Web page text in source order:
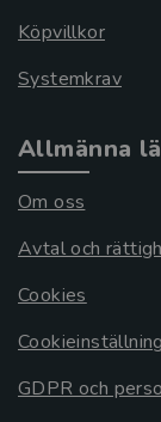
Köpvillkor
Systemkrav
Allmänna
Om oss
Avtal och
Cookies
GDPR och